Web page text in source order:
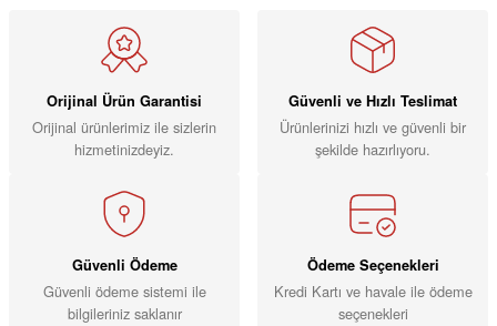
Orijinal Ürün Garantisi
Orijinal ürünlerimiz ile sizlerin
hizmetinizdeyiz.
Güvenli ve Hızlı Teslimat
Ürünlerinizi hızlı ve güvenli bir
şekilde hazırlıyoru.
Güvenli Ödeme
Güvenli ödeme sistemi ile
bilgileriniz saklanır
Ödeme Seçenekleri
Kredi Kartı ve havale ile ödeme
seçenekleri